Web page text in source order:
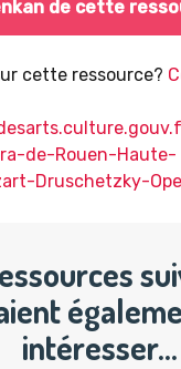
de cette
cette ressource?
de-Rouen-Haute-
Druschetzky-
intéresser…